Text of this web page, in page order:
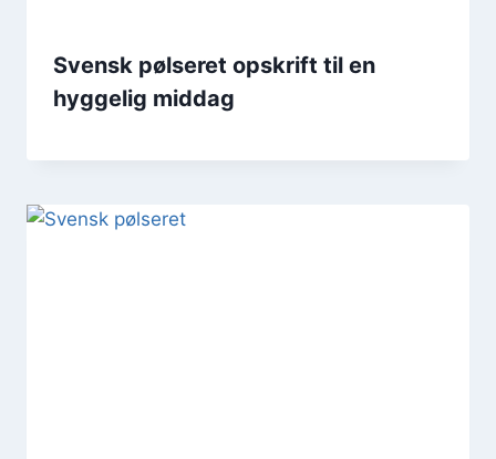
Svensk pølseret opskrift til en
hyggelig middag